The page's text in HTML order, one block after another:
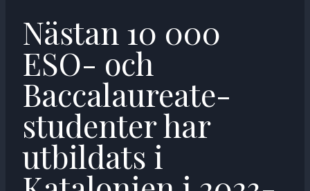
Nästan 10 000
ESO- och
Baccalaureate-
studenter har
utbildats i